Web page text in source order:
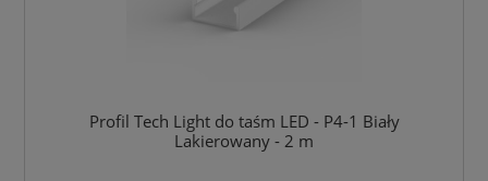
Profil Tech Light do taśm LED - P4-1 Biały
Lakierowany - 2 m